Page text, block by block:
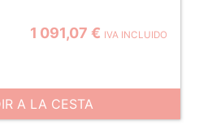
1 091,07 € IVA INCLUIDO
A LA CESTA